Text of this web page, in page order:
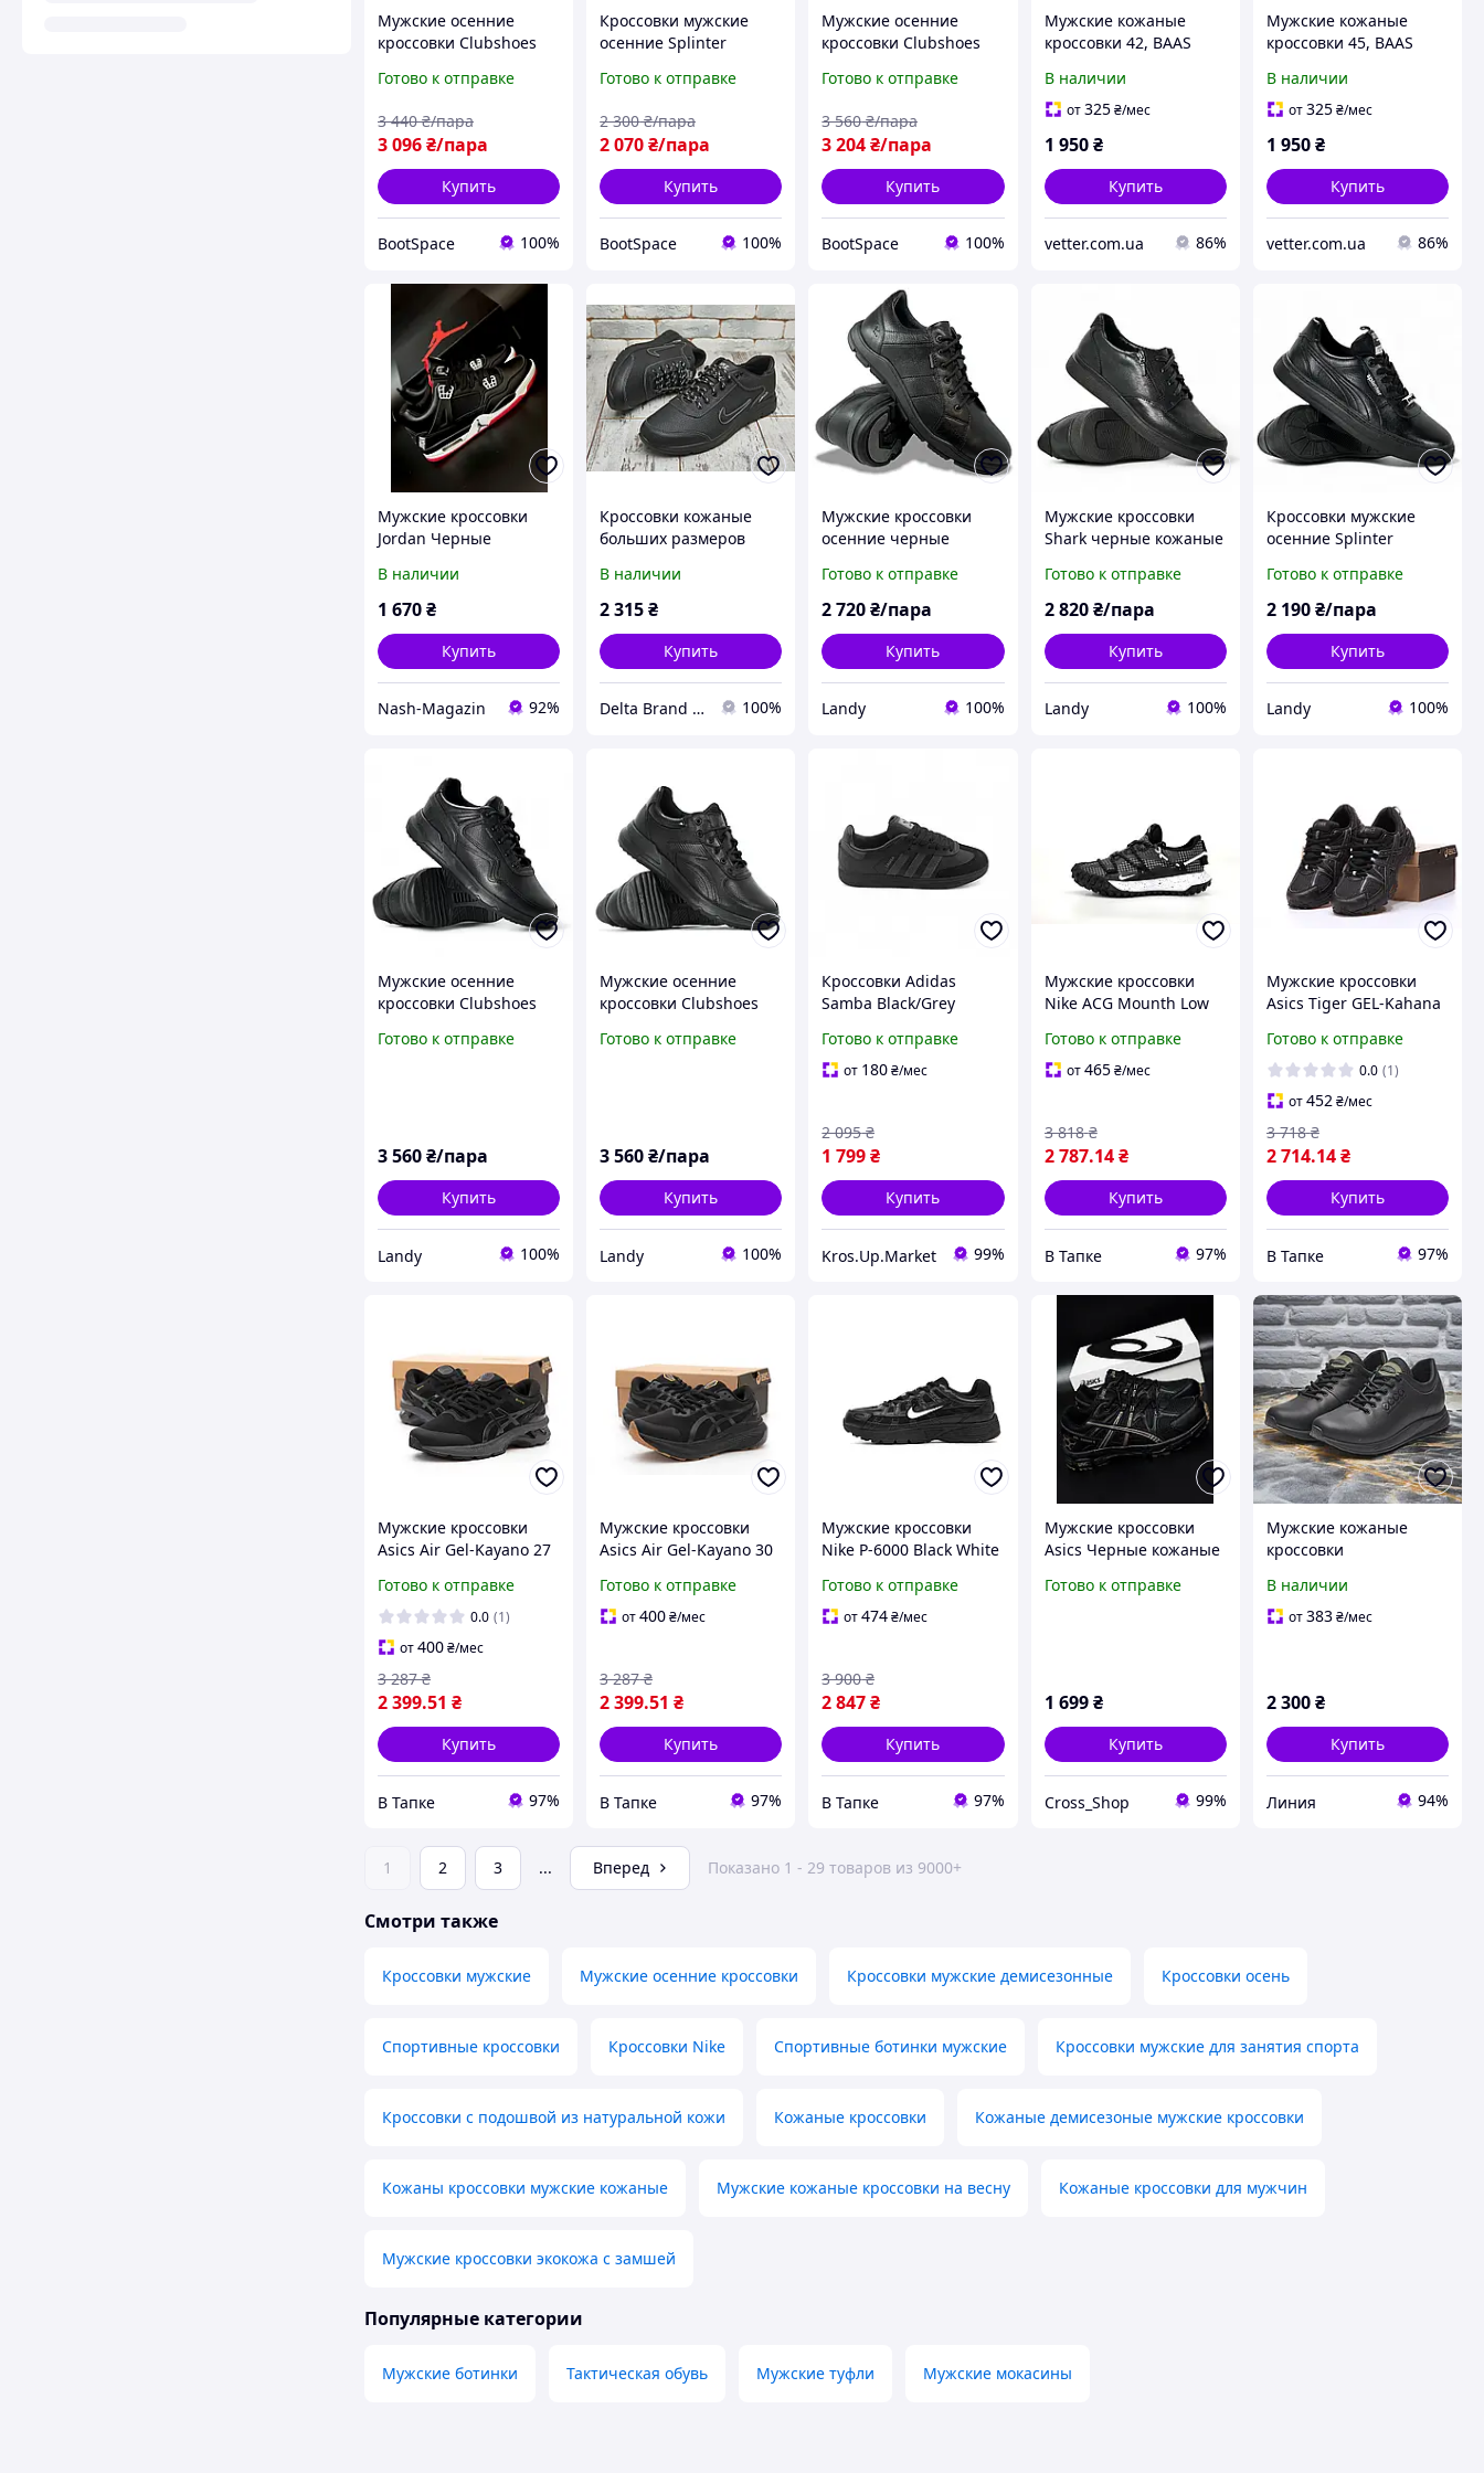
Мужские осенние
кроссовки Clubshoes
шнуровкой осень/
Готово к отправке
3 096₴/пара
3 440 ₴/пара
Купить
BootSpace 100%
Кроссовки мужские
осенние Splinter
черные осень/весна
шнуровкой 02 22
Готово к отправке
2 070₴/пара
2 300 ₴/пара
Купить
BootSpace 100%
Мужские осенние
кроссовки Clubshoes
шнуровкой осень/
Готово к отправке
3 204₴/пара
3 560 ₴/пара
Купить
BootSpace 100%
Мужские кожаные
кроссовки 42, BAAS
В наличии
от325 ₴/мес
1 950 ₴
Купить
vetter.com.ua 86%
Мужские кожаные
кроссовки 45, BAAS
В наличии
от325₴/мес
1 950₴
Купить
vetter.com.ua 86%
Мужские кроссовки
Jordan Черные
спортивні шкіряні Демі
сезонні
В наличии
1 670₴
Купить
Nash-Magazin 92%
Кроссовки кожаные
больших размеров
В наличии
2 315₴
Купить
Delta Brand Shop 100%
Мужские кроссовки
осенние черные
шнуровке осень/весна
деми
Готово к отправке
2 720₴/пара
Купить
Landy 100%
Мужские кроссовки
Shark черные кожаные
весна деми
Готово к отправке
2 820 ₴/пара
Купить
Landy 100%
Кроссовки мужские
осенние Splinter
черные осень/весна
деми сезон со
шнуровкой 02 22
Готово к отправке
2 190₴/пара
Купить
Landy 100%
Мужские осенние
кроссовки Clubshoes
шнуровкой осень/
Готово к отправке
3 560₴/пара
Купить
Landy 100%
Мужские осенние
кроссовки Clubshoes
шнуровкой осень/
Готово к отправке
3 560₴/пара
Купить
Landy 100%
Кроссовки Adidas
Samba Black/Grey
черные кожаные |
Адидас Самба 37
Готово к отправке
от 180₴/мес
1 799₴
2 095 ₴
Купить
Kros.Up.Market 99%
Мужские кроссовки
Nike ACG Mounth Low
(черные) деми
рефлективные
Готово к отправке
от465 ₴/мес
2 787.14 ₴
3 818 ₴
Купить
В Тапке 97%
Мужские кроссовки
Asics Tiger GEL-Kahana
(черные) красивые
комфортные деми
кроссовки Y14598
Готово к отправке
0.0 (1)
от452₴/мес
2 714.14₴
3 718 ₴
Купить
В Тапке 97%
Мужские кроссовки
Asics Air Gel-Kayano 27
красивые комфортные
деми кроссовки Y14802
Готово к отправке
0.0 (1)
от400₴/мес
2 399.51 ₴
3 287 ₴
Купить
В Тапке 97%
Мужские кроссовки
Asics Air Gel-Kayano 30
красивые комфортные
деми кроссовки Y14805
Готово к отправке
от400₴/мес
2 399.51 ₴
3 287 ₴
Купить
В Тапке 97%
Мужские кроссовки
Nike P-6000 Black White
подошве) красивые
деми кроссы Y14955
Готово к отправке
от474₴/мес
2 847₴
3 900 ₴
Купить
В Тапке 97%
Мужские кроссовки
Asics Черные кожаные
кросівки чоловічі чорні
Готово к отправке
1 699 ₴
Купить
Cross_Shop 99%
Мужские кожаные
кроссовки
чёрные деми, мужская
обувь весна осень,
В наличии
от383₴/мес
2 300₴
Купить
Линия 94%
1 2 3 ... Вперед Показано 1 - 29 товаров из 9000+
Смотри также
Кроссовки мужские Мужские осенние кроссовки Кроссовки мужские демисезонные Кроссовки осень
Спортивные кроссовки Кроссовки Nike Спортивные ботинки мужские Кроссовки мужские для занятия спорта
Кроссовки с подошвой из натуральной кожи Кожаные кроссовки Кожаные демисезоные мужские кроссовки
Кожаны кроссовки мужские кожаные Мужские кожаные кроссовки на весну Кожаные кроссовки для мужчин
Мужские кроссовки экокожа с замшей
Популярные категории
Мужские ботинки Тактическая обувь Мужские туфли Мужские мокасины